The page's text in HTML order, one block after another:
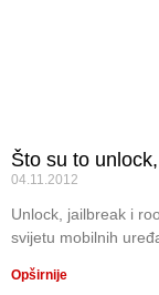
Što su to
04.11.2012
Unlock, jailbreak i
svijetu mobilnih
Opširnije